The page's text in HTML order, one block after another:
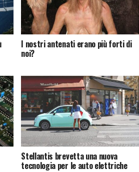
I nostri antenati erano più forti di
noi?
Stellantis brevetta una nuova
tecnologia per le auto elettriche